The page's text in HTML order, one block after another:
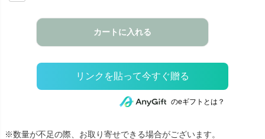
カートに入れる
のeギフトとは？
※数量が不足の際、お取り寄せできる場合がございます。